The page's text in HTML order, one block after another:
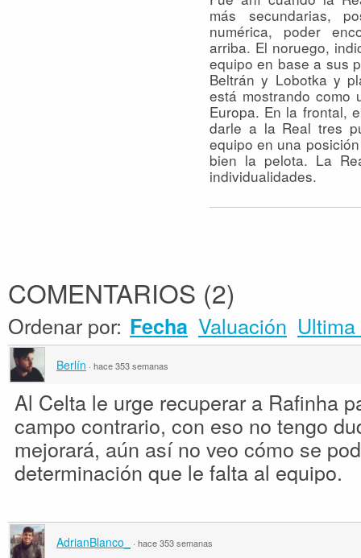
más secundarias,
numérica, poder
arriba. El noruego,
equipo en base a sus
Beltrán y Lobotka y
está mostrando como
Europa. En la frontal,
darle a la Real tres
equipo en una
bien la pelota. La
individualidades.
COMENTARIOS (2)
Ordenar por: Fecha Valuación
Berlín · hace 353 semanas
Al Celta le urge recuperar a Rafinha
campo contrario, con eso no tengo
mejorará, aún así no veo cómo se
determinación que le falta al equipo.
AdrianBlanco_ · hace 353 semanas